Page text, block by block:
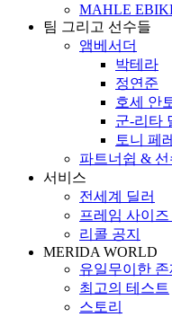
MAHLE
팀 그리고 선수들
앰베서더
박테라
정연준
호세 안
군-리타
토니 페
파트너쉽 & 선
서비스
전세계 딜러
프레임 사이즈
리콜 공지
MERIDA WORLD
유일무이한 존
최고의 테스트
스토리